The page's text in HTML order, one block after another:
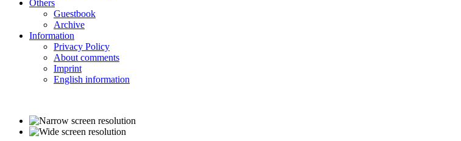
Others
Guestbook
Archive
Information
Privacy Policy
About comments
Imprint
English information